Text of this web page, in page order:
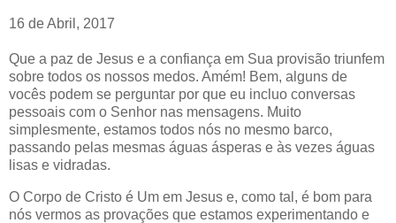
16 de Abril, 2017
Que a paz de Jesus e a confiança em Sua provisão triunfem
sobre todos os nossos medos. Amém! Bem, alguns de
vocês podem se perguntar por que eu incluo conversas
pessoais com o Senhor nas mensagens. Muito
simplesmente, estamos todos nós no mesmo barco,
passando pelas mesmas águas ásperas e às vezes águas
lisas e vidradas.
O Corpo de Cristo é Um em Jesus e, como tal, é bom para
nós vermos as provações que estamos experimentando e